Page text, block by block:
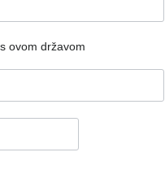
ovom državom